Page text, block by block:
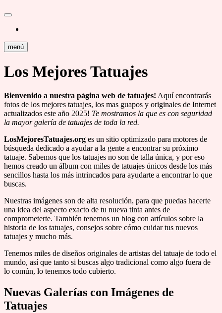
menú
Los Mejores Tatuajes
Bienvenido a nuestra página web de tatuajes! Aquí encontrarás
fotos de los mejores tatuajes, los mas guapos y originales de Internet
actualizados este año 2025! Te mostramos la que es con seguridad
la mayor galería de tatuajes de toda la red.
LosMejoresTatuajes.org es un sitio optimizado para motores de
búsqueda dedicado a ayudar a la gente a encontrar su próximo
tatuaje. Sabemos que los tatuajes no son de talla única, y por eso
hemos creado un álbum con miles de tatuajes únicos desde los más
sencillos hasta los más intrincados para ayudarte a encontrar lo que
buscas.
Nuestras imágenes son de alta resolución, para que puedas hacerte
una idea del aspecto exacto de tu nueva tinta antes de
comprometerte. También tenemos un blog con artículos sobre la
historia de los tatuajes, consejos sobre cómo cuidar tus nuevos
tatuajes y mucho más.
Tenemos miles de diseños originales de artistas del tatuaje de todo el
mundo, así que tanto si buscas algo tradicional como algo fuera de
lo común, lo tenemos todo cubierto.
Nuevas Galerías con Imágenes de
Tatuajes